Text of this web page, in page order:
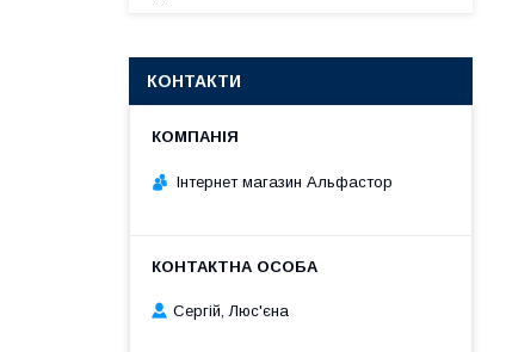
КОНТАКТИ
Інтернет магазин Альфастор
Сергій, Люс'єна